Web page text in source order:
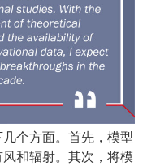
个方面。首先，模型
和辐射。其次，将模